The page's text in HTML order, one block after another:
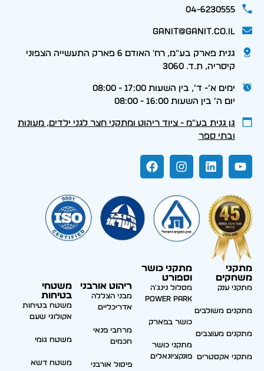
04-6230555
ganit@ganit.co.il
גנית פארק בע"מ, רח' האודם 6 פארק התעשייה הצפוני
קיסריה, ת.ד. 3060
ימים א׳- ד׳, בין השעות 17:00 - 08:00
יום ה׳ בין השעות 16:00 - 08:00
גן גנית בע״מ - ציוד ריהוט ומתקני חצר לגני ילדים, מעונות
ובתי ספר
מתקני
משחקים
מתקני ענק
מתקנים משולבים
מתקנים מעוצבים
מתקני אקסטרים
מתקני כושר
וספורט
מסלול נינג'ה
Power park
כושר בפארק
מתקני כושר
פונקציונאלים
ריהוט אורבני
מבני הצללה
אדריכליים
מרחבי פנאי
חכמים
פיסול אורבני
משטחי
בטיחות
משטח בטיחות
אקולוגי שעם
משטח גומי
משטח דשא